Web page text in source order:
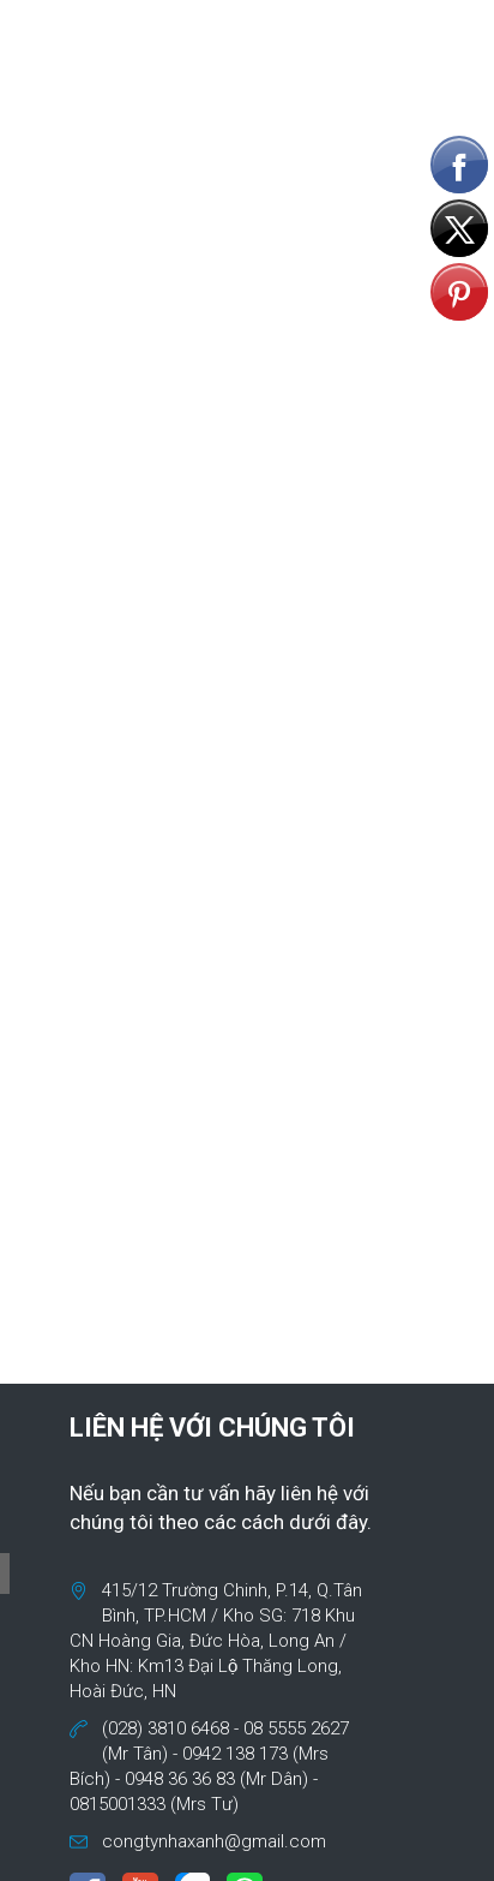
LIÊN HỆ VỚI CHÚNG TÔI
Nếu bạn cần tư vấn hãy liên hệ với
chúng tôi theo các cách dưới đây.
415/12 Trường Chinh, P.14, Q.Tân
Bình, TP.HCM / Kho SG: 718 Khu
CN Hoàng Gia, Đức Hòa, Long An /
Kho HN: Km13 Đại Lộ Thăng Long,
Hoài Đức, HN
(028) 3810 6468 - 08 5555 2627
(Mr Tân) - 0942 138 173 (Mrs
Bích) - 0948 36 36 83 (Mr Dân) -
0815001333 (Mrs Tư)
congtynhaxanh@gmail.com